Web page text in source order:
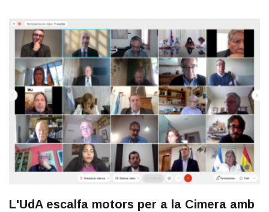
L'UdA escalfa motors per a la Cimera amb